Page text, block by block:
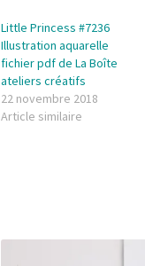
Little Princess #7236
Illustration aquarelle
fichier pdf de La Boîte
ateliers créatifs
22 novembre 2018
Article similaire